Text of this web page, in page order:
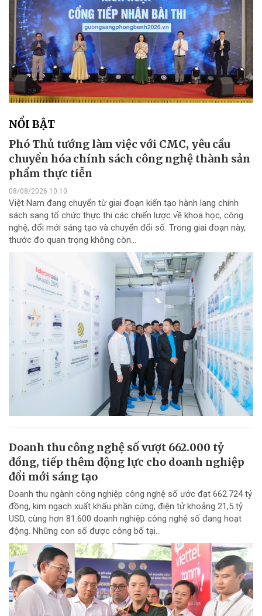
NỔI BẬT
Phó Thủ tướng làm việc với CMC, yêu cầu
chuyển hóa chính sách công nghệ thành sản
phẩm thực tiễn
08/08/2026 10:10
Việt Nam đang chuyển từ giai đoạn kiến tạo hành lang chính
sách sang tổ chức thực thi các chiến lược về khoa học, công
nghệ, đổi mới sáng tạo và chuyển đổi số. Trong giai đoạn này,
thước đo quan trọng không còn...
Doanh thu công nghệ số vượt 662.000 tỷ
đồng, tiếp thêm động lực cho doanh nghiệp
đổi mới sáng tạo
Doanh thu ngành công nghiệp công nghệ số ước đạt 662.724 tỷ
đồng, kim ngạch xuất khẩu phần cứng, điện tử khoảng 21,5 tỷ
USD, cùng hơn 81.600 doanh nghiệp công nghệ số đang hoạt
động. Những con số được công bố tại...